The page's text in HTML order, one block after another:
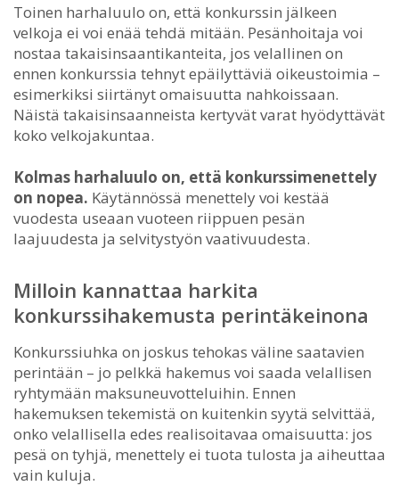
Toinen harhaluulo on, että konkurssin jälkeen
velkoja ei voi enää tehdä mitään. Pesänhoitaja voi
nostaa takaisinsaantikanteita, jos velallinen on
ennen konkurssia tehnyt epäilyttäviä oikeustoimia –
esimerkiksi siirtänyt omaisuutta nahkoissaan.
Näistä takaisinsaanneista kertyvät varat hyödyttävät
koko velkojakuntaa.
Kolmas harhaluulo on, että konkurssimenettely
on nopea. Käytännössä menettely voi kestää
vuodesta useaan vuoteen riippuen pesän
laajuudesta ja selvitystyön vaativuudesta.
Milloin kannattaa harkita
konkurssihakemusta perintäkeinona
Konkurssiuhka on joskus tehokas väline saatavien
perintään – jo pelkkä hakemus voi saada velallisen
ryhtymään maksuneuvotteluihin. Ennen
hakemuksen tekemistä on kuitenkin syytä selvittää,
onko velallisella edes realisoitavaa omaisuutta: jos
pesä on tyhjä, menettely ei tuota tulosta ja aiheuttaa
vain kuluja.